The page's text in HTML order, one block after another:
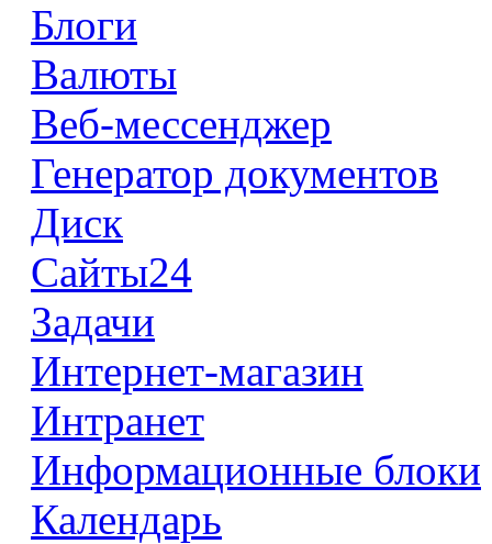
Блоги
Валюты
Веб-мессенджер
Генератор документов
Диск
Сайты24
Задачи
Интернет-магазин
Интранет
Информационные блоки
Календарь